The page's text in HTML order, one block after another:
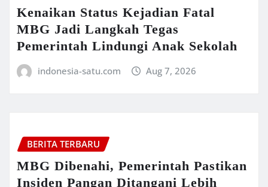
Kenaikan Status Kejadian Fatal
MBG Jadi Langkah Tegas
Pemerintah Lindungi Anak Sekolah
indonesia-satu.com Aug 7, 2026
BERITA TERBARU
MBG Dibenahi, Pemerintah Pastikan
Insiden Pangan Ditangani Lebih